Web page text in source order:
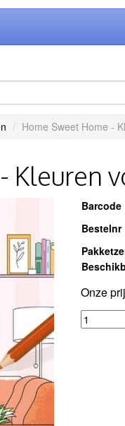
Home Sweet Home -
Kleuren
Barcode
Bestelnr
Onze